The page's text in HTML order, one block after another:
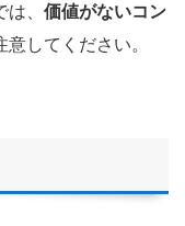
、 価値がないコン
意してください。